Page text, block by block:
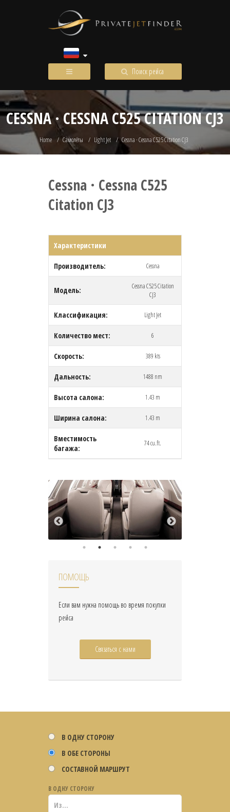
Поиск рейса
CESSNA · CESSNA C525 CITATION CJ3
Home Самолёты Light Jet Cessna · Cessna C525 Citation CJ3
Cessna · Cessna C525
Citation CJ3
Характеристики
Производитель: Cessna
Модель:
Cessna C525 Citation
CJ3
Классификация: Light Jet
Количество мест: 6
Скорость: 389 kts
Дальность: 1488 nm
Высота салона: 1.43 m
Ширина салона: 1.43 m
Вместимость
багажа:
74 cu.ft.
ПОМОЩЬ
Если вам нужна помощь во время покупки
рейса
Связаться с нами
В ОДНУ СТОРОНУ
В ОБЕ СТОРОНЫ
СОСТАВНОЙ МАРШРУТ
В ОДНУ СТОРОНУ